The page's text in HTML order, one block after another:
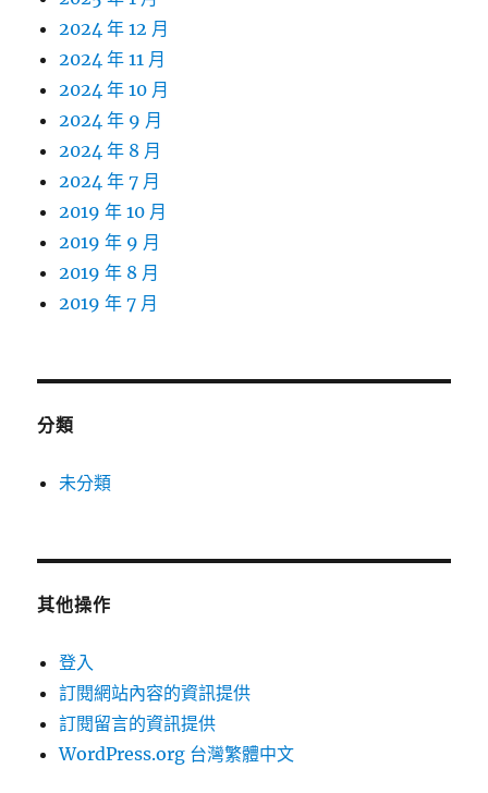
2024 年 12 月
2024 年 11 月
2024 年 10 月
2024 年 9 月
2024 年 8 月
2024 年 7 月
2019 年 10 月
2019 年 9 月
2019 年 8 月
2019 年 7 月
分類
未分類
其他操作
登入
訂閱網站內容的資訊提供
訂閱留言的資訊提供
WordPress.org 台灣繁體中文